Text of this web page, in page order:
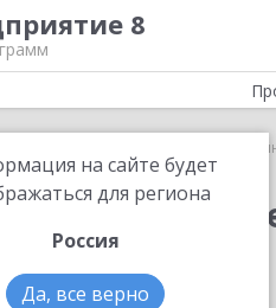
8
на сайте будет
для региона
Россия
Да, все верно
1С:Синтез